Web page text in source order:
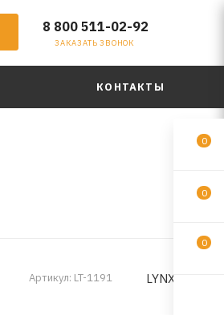
8 800 511-02-92
ЗАКАЗАТЬ ЗВОНОК
КОНТАКТЫ
Артикул: LT-1191 LYNXauto
0
0
0